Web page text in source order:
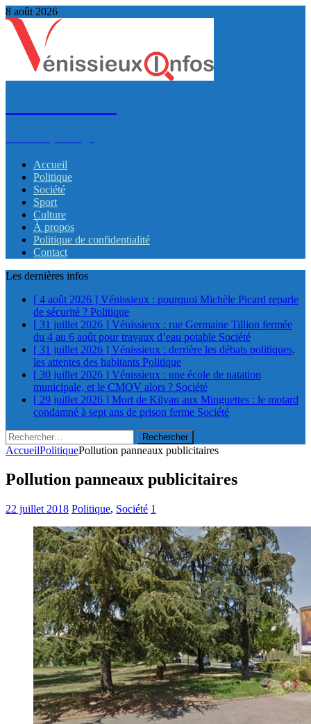
8 août 2026
Accueil
Politique
Société
Sport
Culture
À propos
Politique de confidentialité
Contact
Les dernières infos
[ 4 août 2026 ] Vénissieux : pourquoi Michèle Picard reparle
de sécurité ? Politique
[ 31 juillet 2026 ] Vénissieux : rue Germaine Tillion fermée
du 4 au 6 août pour travaux d’eau potable Société
[ 31 juillet 2026 ] Vénissieux : derrière les débats politiques,
les attentes des habitants Politique
[ 30 juillet 2026 ] Vénissieux : une école de natation
municipale, et le CMOV alors ? Société
[ 29 juillet 2026 ] Mort de Kilyan aux Minguettes : le motard
condamné à sept ans de prison ferme Société
Rechercher :
AccueilPolitiquePollution panneaux publicitaires
Pollution panneaux publicitaires
22 juillet 2018 Politique, Société 1